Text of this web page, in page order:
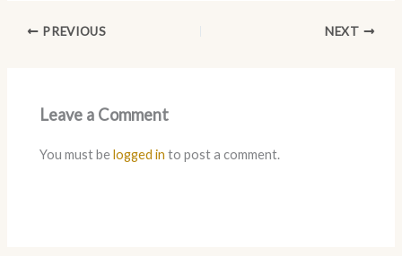
PREVIOUS NEXT
Leave a Comment
You must belogged in to post a comment.